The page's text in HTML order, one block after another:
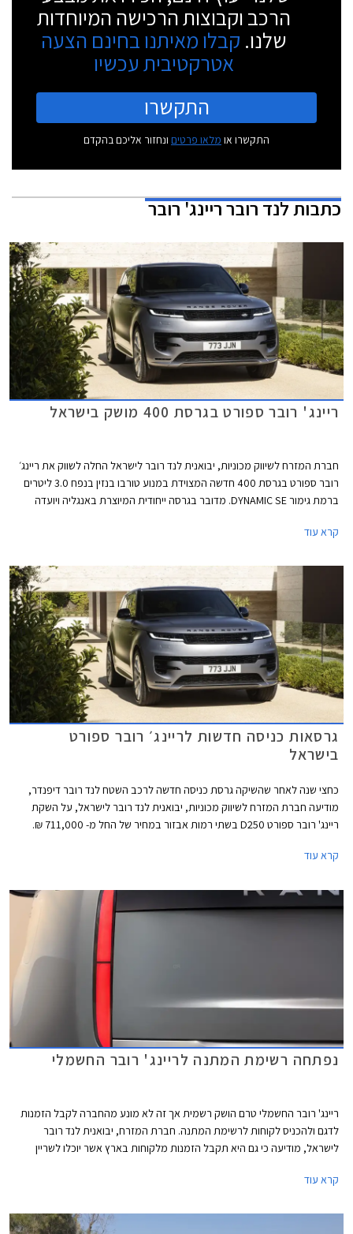
הרכב וקבוצות הרכישה המיוחדות
שלנו. קבלו מאיתנו בחינם הצעה
אטרקטיבית עכשיו
התקשרו
התקשרו או מלאו פרטים ונחזור אליכם בהקדם
כתבותלנד רובר ריינג' רובר
ריינג' רובר ספורט בגרסת 400 מושק בישראל
חברת המזרח לשיווק מכוניות, יבואנית לנד רובר לישראל החלה לשווק את ריינג׳
רובר ספורט בגרסת 400 חדשה המצוידת במנוע טורבו בנזין בנפח 3.0 ליטרים
ברמת גימור DYNAMIC SE. מדובר בגרסה ייחודית המיוצרת באנגליה ויועדה
והעדכונים הנדרשים לתקן האירופאי - אלומת אור סימטרית, תחנות רדיו זוגיות,
קרא עוד
גרסאות כניסה חדשות לריינג׳ רובר ספורט
בישראל
כחצי שנה לאחר שהשיקה גרסת כניסה חדשה לרכב השטח לנד רובר דיפנדר,
מודיעה חברת המזרח לשיווק מכוניות, יבואנית לנד רובר לישראל, על השקת
ריינג' רובר ספורט D250 בשתי רמות אבזור במחיר של החל מ- 711,000 ₪.
קרא עוד
נפתחה רשימת המתנה לריינג' רובר החשמלי
ריינג' רובר החשמלי טרם הושק רשמית אך זה לא מונע מהחברה לקבל הזמנות
לדגם ולהכניס לקוחות לרשימת המתנה. חברת המזרח, יבואנית לנד רובר
לישראל, מודיעה כי גם היא תקבל הזמנות מלקוחות בארץ אשר יוכלו לשריין
קרא עוד